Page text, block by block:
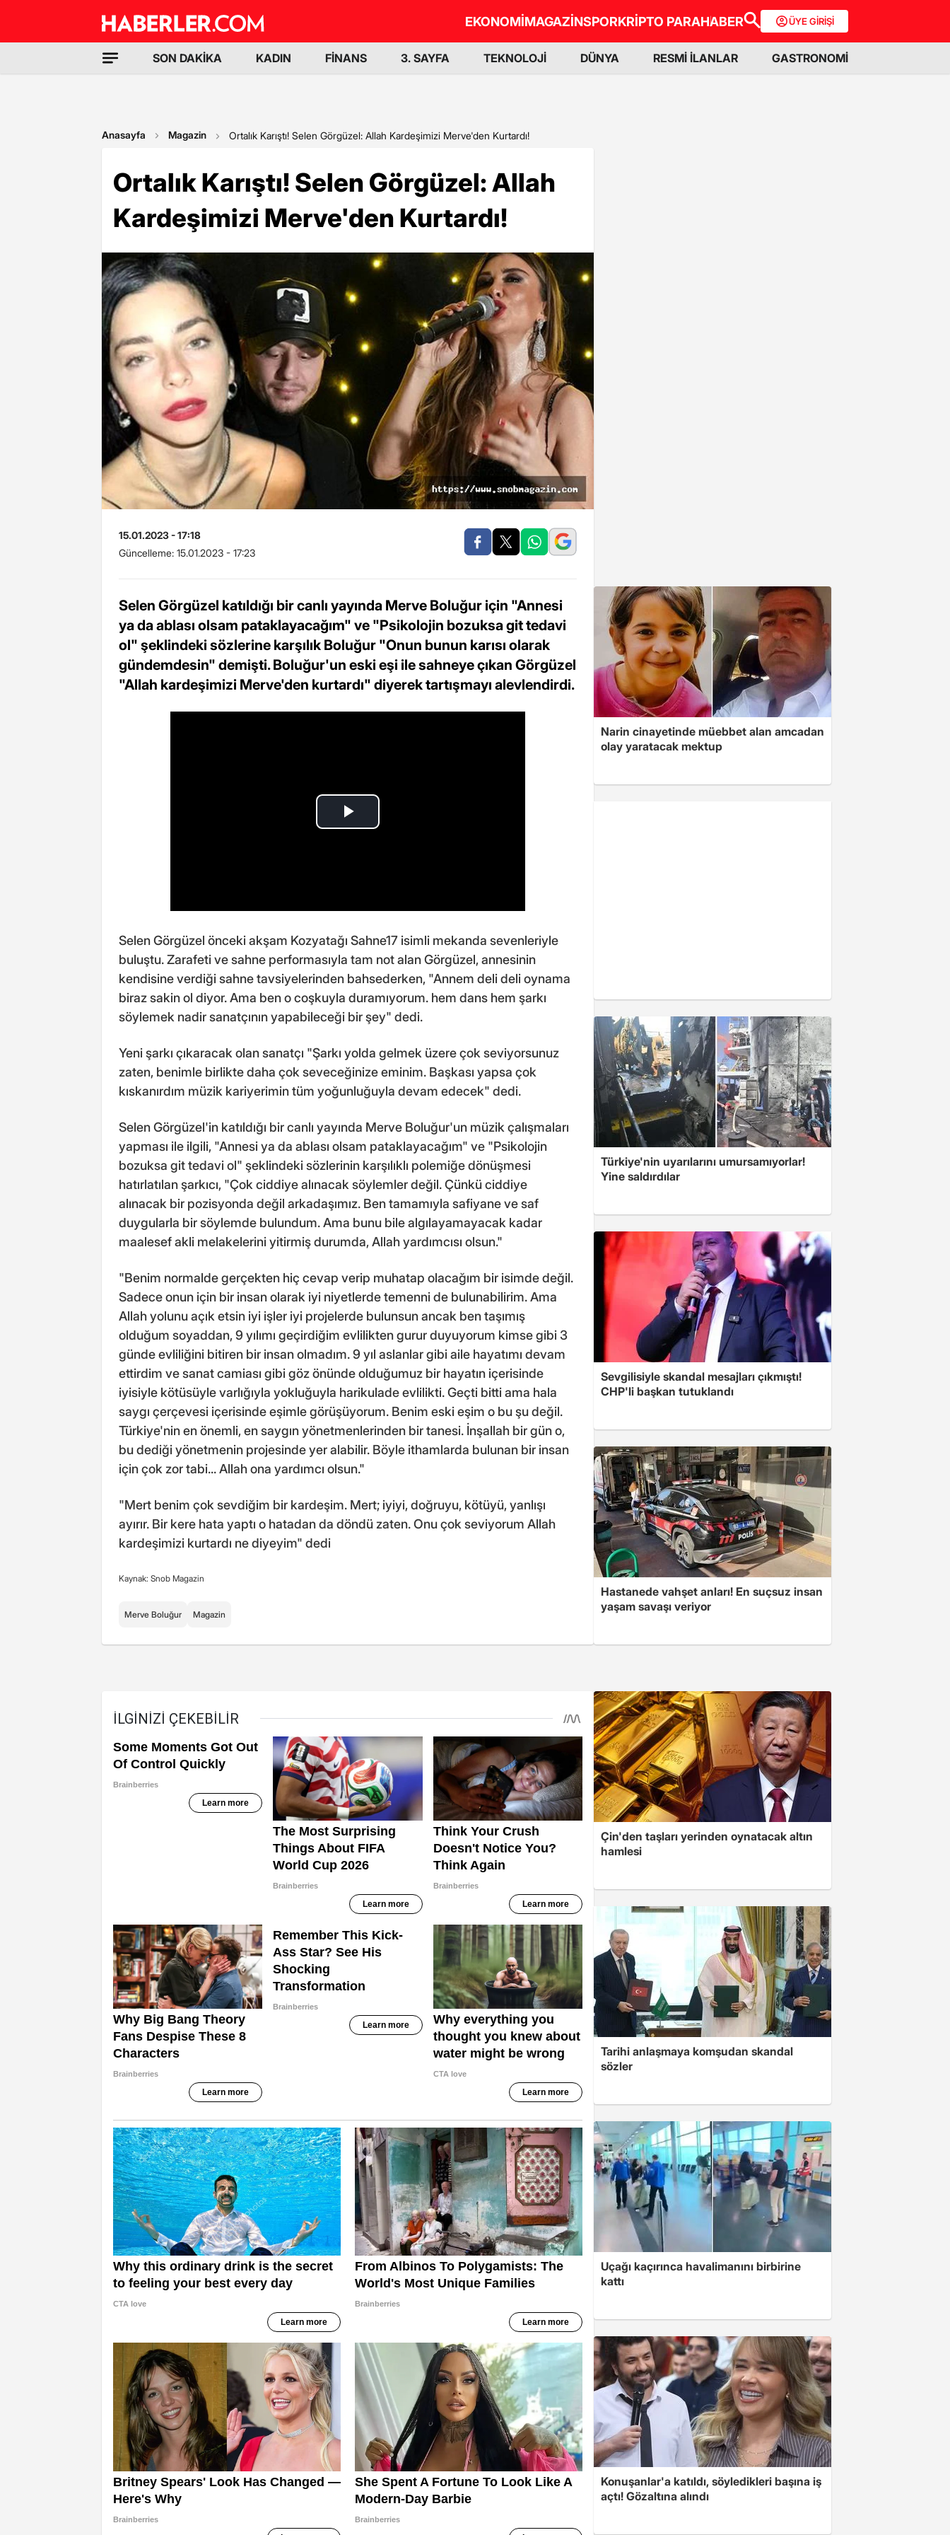
EKONOMİMAGAZİNSPORKRİPTO PARAHABER ÜYE GİRİŞİ
SON DAKİKA KADIN FİNANS 3. SAYFA TEKNOLOJİ DÜNYA RESMİ İLANLAR GASTRONOMİ
Anasayfa Magazin Ortalık Karıştı! Selen Görgüzel: Allah Kardeşimizi Merve'den Kurtardı!
Ortalık Karıştı! Selen Görgüzel: Allah
Kardeşimizi Merve'den Kurtardı!
15.01.2023 - 17:18
Güncelleme: 15.01.2023 - 17:23
Selen Görgüzel katıldığı bir canlı yayında Merve Boluğur için "Annesi
ya da ablası olsam pataklayacağım" ve "Psikolojin bozuksa git tedavi
ol" şeklindeki sözlerine karşılık Boluğur "Onun bunun karısı olarak
gündemdesin" demişti. Boluğur'un eski eşi ile sahneye çıkan Görgüzel
"Allah kardeşimizi Merve'den kurtardı" diyerek tartışmayı alevlendirdi.
Selen Görgüzel önceki akşam Kozyatağı Sahne17 isimli mekanda sevenleriyle
buluştu. Zarafeti ve sahne performasıyla tam not alan Görgüzel, annesinin
kendisine verdiği sahne tavsiyelerinden bahsederken, "Annem deli deli oynama
biraz sakin ol diyor. Ama ben o coşkuyla duramıyorum. hem dans hem şarkı
söylemek nadir sanatçının yapabileceği bir şey" dedi.
Yeni şarkı çıkaracak olan sanatçı "Şarkı yolda gelmek üzere çok seviyorsunuz
zaten, benimle birlikte daha çok seveceğinize eminim. Başkası yapsa çok
kıskanırdım müzik kariyerimin tüm yoğunluğuyla devam edecek" dedi.
Selen Görgüzel'in katıldığı bir canlı yayında Merve Boluğur'un müzik çalışmaları
yapması ile ilgili, "Annesi ya da ablası olsam pataklayacağım" ve "Psikolojin
bozuksa git tedavi ol" şeklindeki sözlerinin karşılıklı polemiğe dönüşmesi
hatırlatılan şarkıcı, "Çok ciddiye alınacak söylemler değil. Çünkü ciddiye
alınacak bir pozisyonda değil arkadaşımız. Ben tamamıyla safiyane ve saf
duygularla bir söylemde bulundum. Ama bunu bile algılayamayacak kadar
maalesef akli melakelerini yitirmiş durumda, Allah yardımcısı olsun."
"Benim normalde gerçekten hiç cevap verip muhatap olacağım bir isimde değil.
Sadece onun için bir insan olarak iyi niyetlerde temenni de bulunabilirim. Ama
Allah yolunu açık etsin iyi işler iyi projelerde bulunsun ancak ben taşımış
olduğum soyaddan, 9 yılımı geçirdiğim evlilikten gurur duyuyorum kimse gibi 3
günde evliliğini bitiren bir insan olmadım. 9 yıl aslanlar gibi aile hayatımı devam
ettirdim ve sanat camiası gibi göz önünde olduğumuz bir hayatın içerisinde
iyisiyle kötüsüyle varlığıyla yokluğuyla harikulade evlilikti. Geçti bitti ama hala
saygı çerçevesi içerisinde eşimle görüşüyorum. Benim eski eşim o bu şu değil.
Türkiye'nin en önemli, en saygın yönetmenlerinden bir tanesi. İnşallah bir gün o,
bu dediği yönetmenin projesinde yer alabilir. Böyle ithamlarda bulunan bir insan
için çok zor tabi... Allah ona yardımcı olsun."
"Mert benim çok sevdiğim bir kardeşim. Mert; iyiyi, doğruyu, kötüyü, yanlışı
ayırır. Bir kere hata yaptı o hatadan da döndü zaten. Onu çok seviyorum Allah
kardeşimizi kurtardı ne diyeyim" dedi
Kaynak: Snob Magazin
Merve Boluğur Magazin
Narin cinayetinde müebbet alan amcadan
olay yaratacak mektup
Türkiye'nin uyarılarını umursamıyorlar!
Yine saldırdılar
Sevgilisiyle skandal mesajları çıkmıştı!
CHP'li başkan tutuklandı
Hastanede vahşet anları! En suçsuz insan
yaşam savaşı veriyor
Çin'den taşları yerinden oynatacak altın
hamlesi
Tarihi anlaşmaya komşudan skandal
sözler
Uçağı kaçırınca havalimanını birbirine
kattı
Konuşanlar'a katıldı, söyledikleri başına iş
açtı! Gözaltına alındı